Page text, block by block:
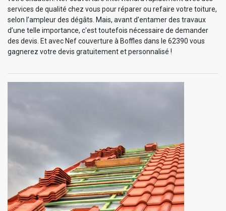
services de qualité chez vous pour réparer ou refaire votre toiture,
selon l’ampleur des dégâts. Mais, avant d’entamer des travaux
d’une telle importance, c'est toutefois nécessaire de demander
des devis. Et avec Nef couverture à Boffles dans le 62390 vous
gagnerez votre devis gratuitement et personnalisé !